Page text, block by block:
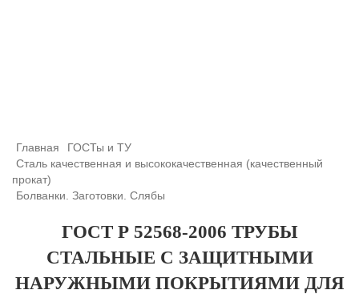
Главная
ГОСТы и ТУ
Сталь качественная и высококачественная (качественный
прокат)
Болванки. Заготовки. Слябы
ГОСТ Р 52568-2006 ТРУБЫ
СТАЛЬНЫЕ С ЗАЩИТНЫМИ
НАРУЖНЫМИ ПОКРЫТИЯМИ ДЛЯ